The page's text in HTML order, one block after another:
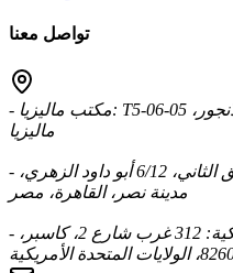
تواصل معنا
- مكتب ماليزيا: T5-06-05 سكاي بارك، سايبرجايا 63000، سيلانجور،
ماليزيا
- مكتب مصر: المكتب رقم 16، الطابق الثاني، 6/12 أبو داود الزهري،
مدينة نصر، القاهرة، مصر
- مكتب الولايات المتحدة الأمريكية: 312 غرب شارع 2، كاسبر،